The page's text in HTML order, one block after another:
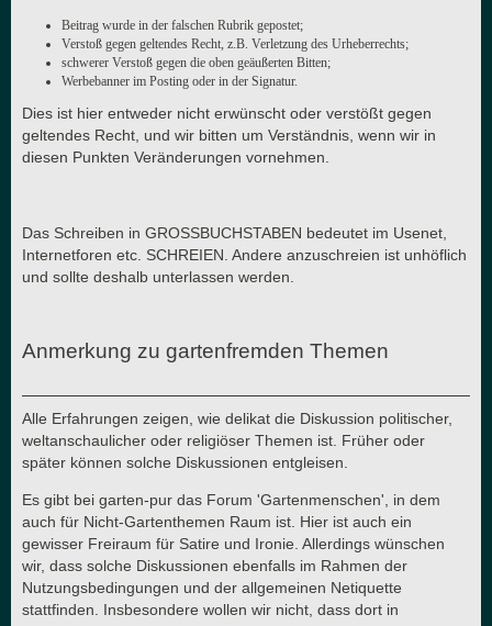
Beitrag wurde in der falschen Rubrik gepostet;
Verstoß gegen geltendes Recht, z.B. Verletzung des Urheberrechts;
schwerer Verstoß gegen die oben geäußerten Bitten;
Werbebanner im Posting oder in der Signatur.
Dies ist hier entweder nicht erwünscht oder verstößt gegen
geltendes Recht, und wir bitten um Verständnis, wenn wir in
diesen Punkten Veränderungen vornehmen.
Das Schreiben in GROSSBUCHSTABEN bedeutet im Usenet,
Internetforen etc. SCHREIEN. Andere anzuschreien ist unhöflich
und sollte deshalb unterlassen werden.
Anmerkung zu gartenfremden Themen
Alle Erfahrungen zeigen, wie delikat die Diskussion politischer,
weltanschaulicher oder religiöser Themen ist. Früher oder
später können solche Diskussionen entgleisen.
Es gibt bei garten-pur das Forum 'Gartenmenschen', in dem
auch für Nicht-Gartenthemen Raum ist. Hier ist auch ein
gewisser Freiraum für Satire und Ironie. Allerdings wünschen
wir, dass solche Diskussionen ebenfalls im Rahmen der
Nutzungsbedingungen und der allgemeinen Netiquette
stattfinden. Insbesondere wollen wir nicht, dass dort in